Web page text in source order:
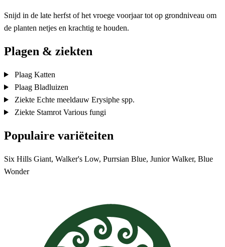
Snijd in de late herfst of het vroege voorjaar tot op grondniveau om
de planten netjes en krachtig te houden.
Plagen & ziekten
Plaag Katten
Plaag Bladluizen
Ziekte Echte meeldauw Erysiphe spp.
Ziekte Stamrot Various fungi
Populaire variëteiten
Six Hills Giant, Walker's Low, Purrsian Blue, Junior Walker, Blue
Wonder